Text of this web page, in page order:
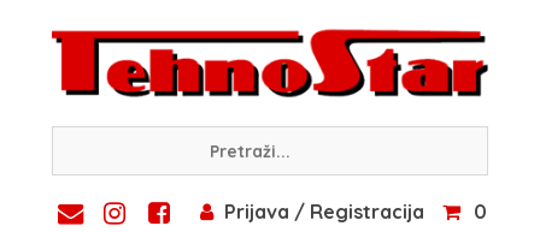
content
Prijava / Registracija
0